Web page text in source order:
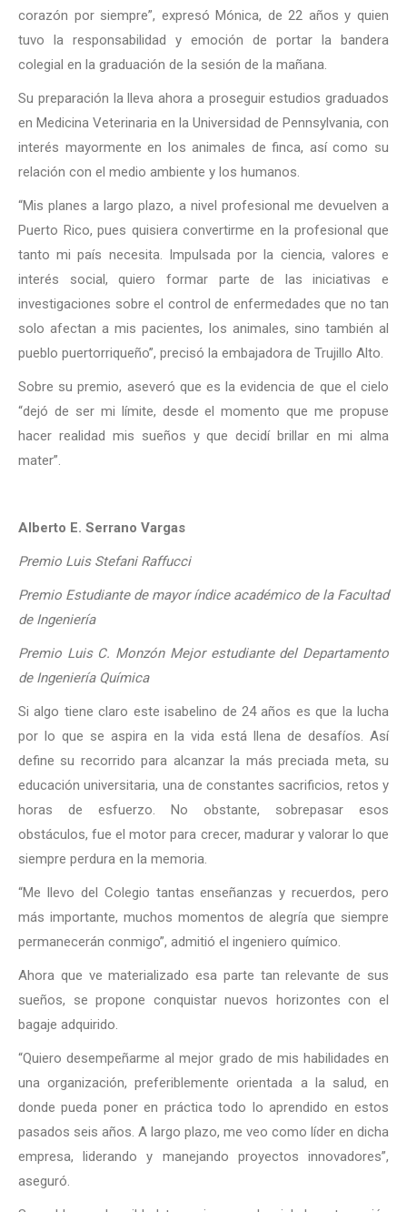
corazón por siempre”, expresó Mónica, de 22 años y quien
tuvo la responsabilidad y emoción de portar la bandera
colegial en la graduación de la sesión de la mañana.
Su preparación la lleva ahora a proseguir estudios graduados
en Medicina Veterinaria en la Universidad de Pennsylvania, con
interés mayormente en los animales de finca, así como su
relación con el medio ambiente y los humanos.
“Mis planes a largo plazo, a nivel profesional me devuelven a
Puerto Rico, pues quisiera convertirme en la profesional que
tanto mi país necesita. Impulsada por la ciencia, valores e
interés social, quiero formar parte de las iniciativas e
investigaciones sobre el control de enfermedades que no tan
solo afectan a mis pacientes, los animales, sino también al
pueblo puertorriqueño”, precisó la embajadora de Trujillo Alto.
Sobre su premio, aseveró que es la evidencia de que el cielo
“dejó de ser mi límite, desde el momento que me propuse
hacer realidad mis sueños y que decidí brillar en mi alma
mater”.
Alberto E. Serrano Vargas
Premio Luis Stefani Raffucci
Premio Estudiante de mayor índice académico de la Facultad
de Ingeniería
Premio Luis C. Monzón Mejor estudiante del Departamento
de Ingeniería Química
Si algo tiene claro este isabelino de 24 años es que la lucha
por lo que se aspira en la vida está llena de desafíos. Así
define su recorrido para alcanzar la más preciada meta, su
educación universitaria, una de constantes sacrificios, retos y
horas de esfuerzo. No obstante, sobrepasar esos
obstáculos, fue el motor para crecer, madurar y valorar lo que
siempre perdura en la memoria.
“Me llevo del Colegio tantas enseñanzas y recuerdos, pero
más importante, muchos momentos de alegría que siempre
permanecerán conmigo”, admitió el ingeniero químico.
Ahora que ve materializado esa parte tan relevante de sus
sueños, se propone conquistar nuevos horizontes con el
bagaje adquirido.
“Quiero desempeñarme al mejor grado de mis habilidades en
una organización, preferiblemente orientada a la salud, en
donde pueda poner en práctica todo lo aprendido en estos
pasados seis años. A largo plazo, me veo como líder en dicha
empresa, liderando y manejando proyectos innovadores”,
aseguró.